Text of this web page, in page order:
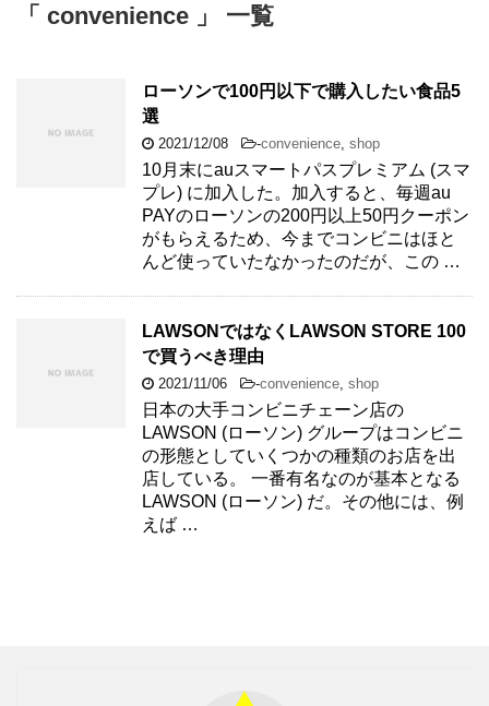
「 convenience 」 一覧
ローソンで100円以下で購入したい食品5
選
2021/12/08 -convenience shop
10月末にauスマートパスプレミアム (スマ
プレ) に加入した。加入すると、毎週au
PAYのローソンの200円以上50円クーポン
がもらえるため、今までコンビニはほと
んど使っていたなかったのだが、この …
LAWSONではなくLAWSON STORE 100
で買うべき理由
2021/11/06 -convenience shop
日本の大手コンビニチェーン店の
LAWSON (ローソン) グループはコンビニ
の形態としていくつかの種類のお店を出
店している。 一番有名なのが基本となる
LAWSON (ローソン) だ。その他には、例
えば …